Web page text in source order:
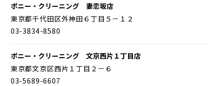
ポニー・クリーニング 妻恋坂店
東京都千代田区外神田６丁目５－１２
03-3834-8580
ポニー・クリーニング 文京西片１丁目店
東京都文京区西片１丁目２－６
03-5689-6607